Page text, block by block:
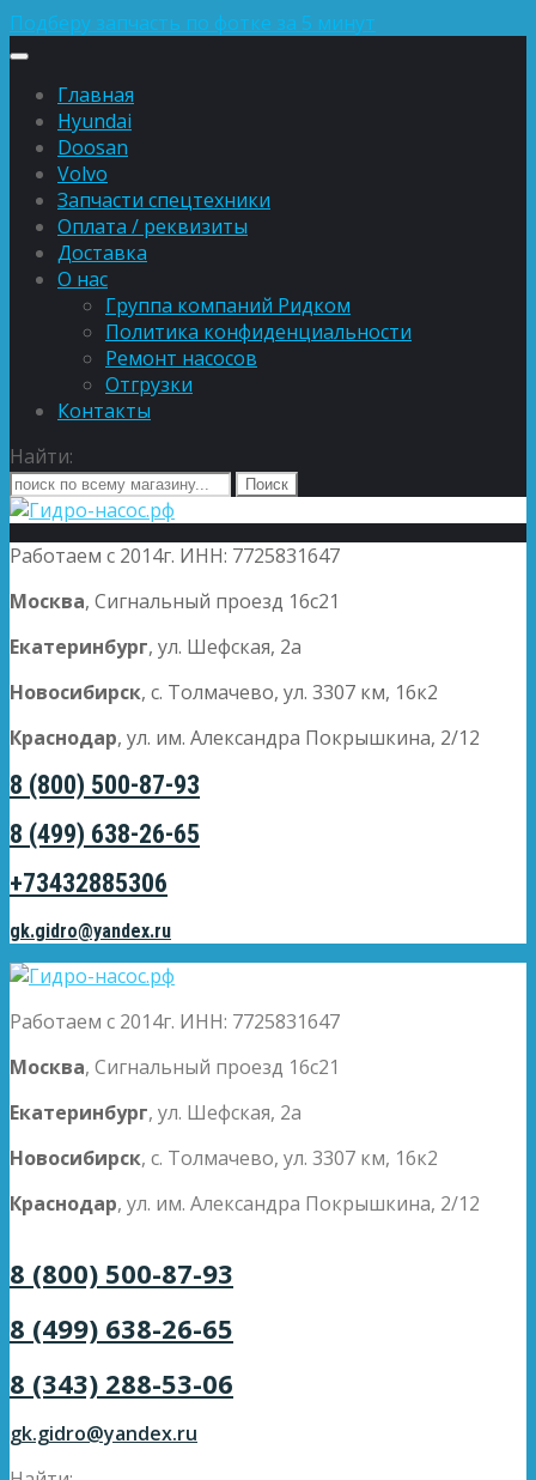
Подберу запчасть по фотке за 5 минут
Главная
Hyundai
Doosan
Volvo
Запчасти спецтехники
Оплата / реквизиты
Доставка
О нас
Группа компаний Ридком
Политика конфиденциальности
Ремонт насосов
Отгрузки
Контакты
Найти:
Работаем с 2014г. ИНН: 7725831647
Москва, Сигнальный проезд 16с21
Екатеринбург, ул. Шефская, 2а
Новосибирск, с. Толмачево, ул. 3307 км, 16к2
Краснодар, ул. им. Александра Покрышкина, 2/12
8 (800) 500-87-93
8 (499) 638-26-65
+73432885306
gk.gidro@yandex.ru
Работаем с 2014г. ИНН: 7725831647
Москва, Сигнальный проезд 16с21
Екатеринбург, ул. Шефская, 2а
Новосибирск, с. Толмачево, ул. 3307 км, 16к2
Краснодар, ул. им. Александра Покрышкина, 2/12
8 (800) 500-87-93
8 (499) 638-26-65
8 (343) 288-53-06
gk.gidro@yandex.ru